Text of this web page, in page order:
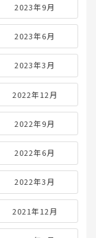
2023年9月
2023年6月
2023年3月
2022年12月
2022年9月
2022年6月
2022年3月
2021年12月